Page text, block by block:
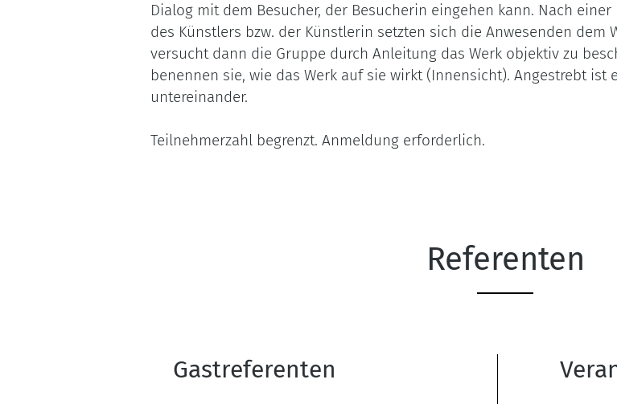
Dialog mit dem Besucher, der Besucherin eingehen kann. Nach
des Künstlers bzw. der Künstlerin setzten sich die Anwesenden dem
versucht dann die Gruppe durch Anleitung das Werk objektiv zu
benennen sie, wie das Werk auf sie wirkt (Innensicht). Angestrebt
untereinander.
Teilnehmerzahl begrenzt. Anmeldung erforderlich.
Referenten
Gastreferenten